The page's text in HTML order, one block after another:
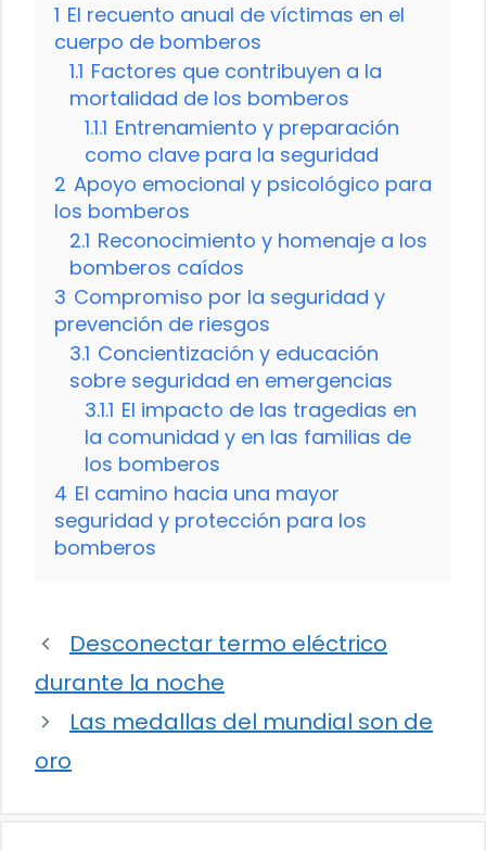
1 El recuento anual de víctimas en el
cuerpo de bomberos
1.1 Factores que contribuyen a la
mortalidad de los bomberos
1.1.1 Entrenamiento y preparación
como clave para la seguridad
2 Apoyo emocional y psicológico para
los bomberos
2.1 Reconocimiento y homenaje a los
bomberos caídos
3 Compromiso por la seguridad y
prevención de riesgos
3.1 Concientización y educación
sobre seguridad en emergencias
3.1.1 El impacto de las tragedias en
la comunidad y en las familias de
los bomberos
4 El camino hacia una mayor
seguridad y protección para los
bomberos
Desconectar termo eléctrico
durante la noche
Las medallas del mundial son de
oro